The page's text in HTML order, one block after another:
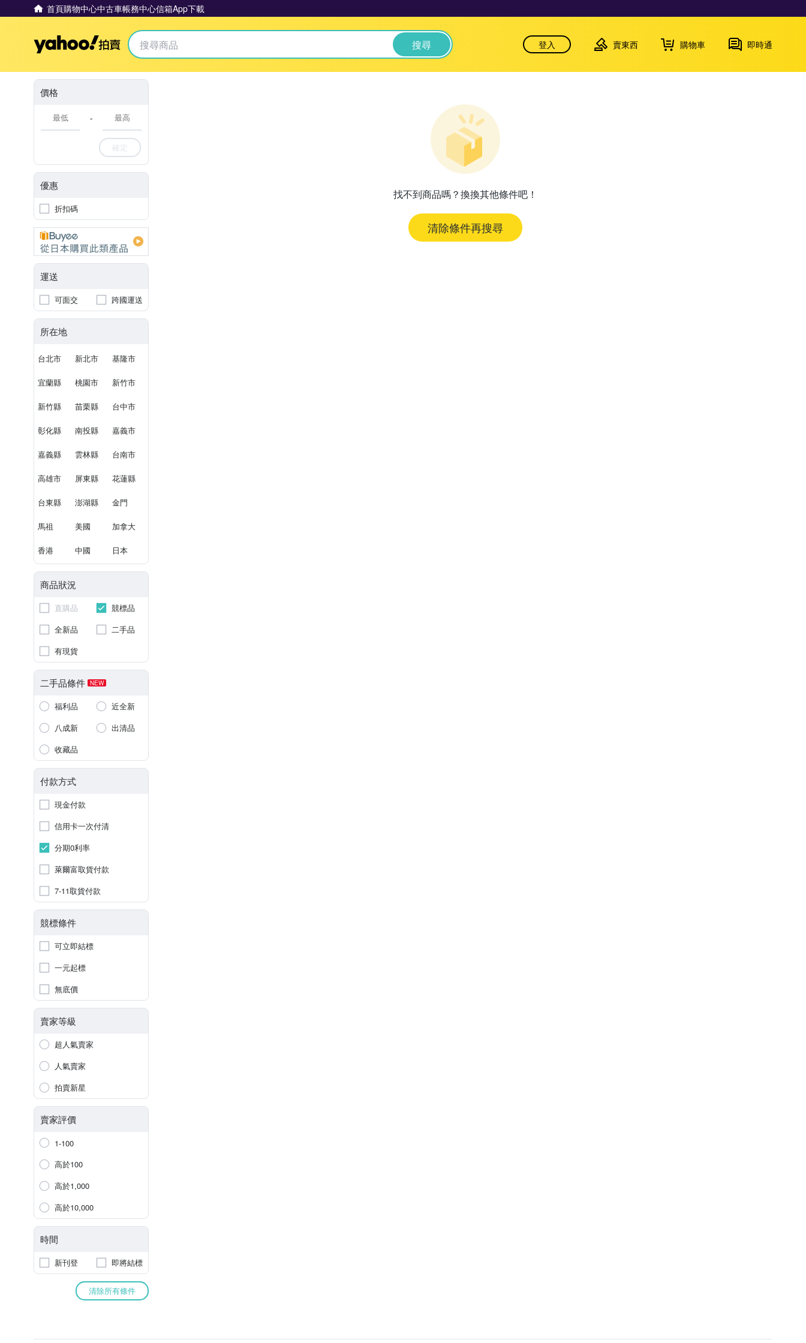
首頁購物中心中古車帳務中心信箱App下載
Yahoo拍賣 搜尋 登入 賣東西 購物車 即時通
價格
-
確定
優惠
折扣碼
運送
可面交 跨國運送
所在地
台北市 新北市 基隆市
宜蘭縣 桃園市 新竹市
新竹縣 苗栗縣 台中市
彰化縣 南投縣 嘉義市
嘉義縣 雲林縣 台南市
高雄市 屏東縣 花蓮縣
台東縣 澎湖縣 金門
馬祖 美國 加拿大
香港 中國 日本
商品狀況
直購品
競標品
全新品
二手品
有現貨
二手品條件 NEW
福利品
近全新
八成新
出清品
收藏品
付款方式
現金付款
信用卡一次付清
分期0利率
萊爾富取貨付款
7-11取貨付款
競標條件
可立即結標
一元起標
無底價
賣家等級
超人氣賣家
人氣賣家
拍賣新星
賣家評價
1-100
高於100
高於1,000
高於10,000
時間
新刊登 即將結標
清除所有條件
找不到商品嗎？換換其他條件吧！
清除條件再搜尋